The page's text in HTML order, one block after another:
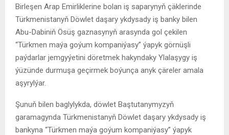
Birleşen Arap Emirliklerine bolan iş saparynyň çäklerinde
Türkmenistanyň Döwlet daşary ykdysady iş banky bilen
Abu-Dabiniň Ösüş gaznasynyň arasynda gol çekilen
“Türkmen maýa goýum kompaniýasy” ýapyk görnüşli
paýdarlar jemgyýetini döretmek hakyndaky Ylalaşygy iş
ýüzünde durmuşa geçirmek boýunça anyk çäreler amala
aşyrylýar.
Şunuň bilen baglylykda, döwlet Baştutanymyzyň
garamagynda Türkmenistanyň Döwlet daşary ykdysady iş
bankyna “Türkmen maýa goýum kompaniýasy” ýapyk